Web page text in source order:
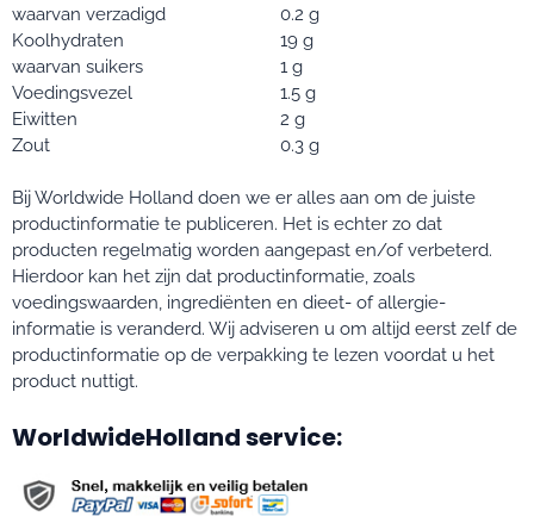
waarvan verzadigd
0.2 g
Koolhydraten
19 g
waarvan suikers
1 g
Voedingsvezel
1.5 g
Eiwitten
2 g
Zout
0.3 g
Bij Worldwide Holland doen we er alles aan om de juiste
productinformatie te publiceren. Het is echter zo dat
producten regelmatig worden aangepast en/of verbeterd.
Hierdoor kan het zijn dat productinformatie, zoals
voedingswaarden, ingrediënten en dieet- of allergie-
informatie is veranderd. Wij adviseren u om altijd eerst zelf de
productinformatie op de verpakking te lezen voordat u het
product nuttigt.
WorldwideHolland service: